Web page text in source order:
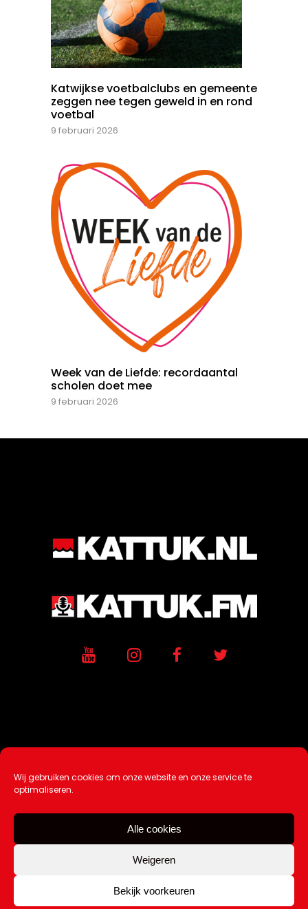
Wij gebruiken cookies om onze website en onze service te
optimaliseren.
Alle cookies
Weigeren
Bekijk voorkeuren
Katwijkse voetbalclubs en gemeente
zeggen nee tegen geweld in en rond
voetbal
9 februari 2026
Week van de Liefde: recordaantal
scholen doet mee
9 februari 2026
Ontwikkeling / Hosting doorAtSea
Over Ons |Tip de redactie
Contact
Copyright Kattuk.nl 2003-2026